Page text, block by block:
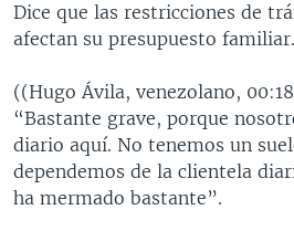
Dice que las restricciones de
afectan su presupuesto familiar.
((Hugo Ávila, venezolano,
“Bastante grave, porque
diario aquí. No tenemos un
dependemos de la clientela
ha mermado bastante”.